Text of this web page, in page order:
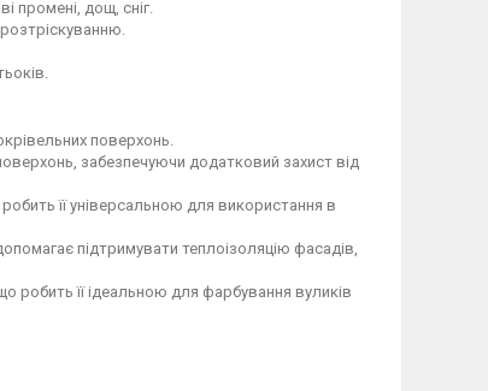
промені, дощ, сніг.
поверхонь.
забезпечуючи додатковий захист від
її універсальною для використання в
підтримувати теплоізоляцію фасадів,
робить її ідеальною для фарбування вуликів